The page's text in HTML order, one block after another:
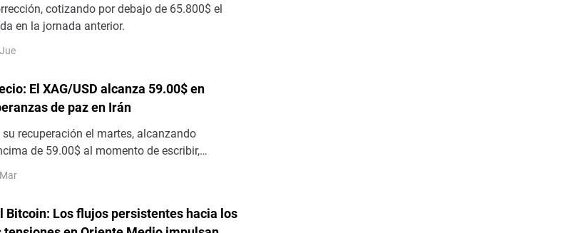
cotizando por debajo de 65.800$ el
en la jornada anterior.
El XAG/USD alcanza 59.00$ en
de paz en Irán
recuperación el martes, alcanzando
de 59.00$ al momento de escribir,
de 56.50$ el lunes
Bitcoin: Los flujos persistentes hacia los